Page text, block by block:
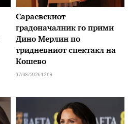
Сараевскиот
градоначалник го прими
Дино Мерлин по
тридневниот спектакл на
Кошево
07/08/2026 12:08